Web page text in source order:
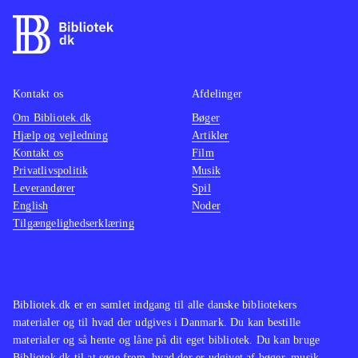
kraftig kænguru-stylte og som
slagvåben, til at forcere terrænet. De
grundigt, for der er mange
hemmeligheder og ædelsten gemt
overalt, samtidig med at der er
forhindringer og udfordrende boss'er
som skal overvindes. Musikken er
nænsomt opdateret og de originale
Disney-stemmer er topklasse
serien. Nærværende spil hører dog
kvalitetsmæssigt til helt i toppen.
Bibliotek.dk er en samlet indgang til alle danske bibliotekers
materialer og til hvad der udgives i Danmark. Du kan bestille
materialer og så hente og låne på dit eget bibliotek. Du kan bruge
Kontakt os
Om Bibliotek.dk
Hjælp og vejledning
Kontakt os
Privatlivspolitik
Leverandører
English
Tilgængelighedserklæring
Afdelinger
Bøger
Artikler
Film
Musik
Spil
Noder